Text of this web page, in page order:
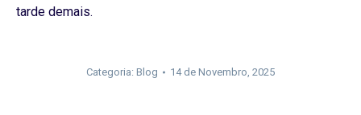
tarde demais.
Categoria: Blog 14 de Novembro, 2025